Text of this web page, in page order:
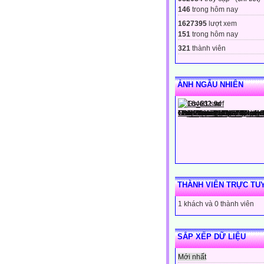
146 trong hôm nay
1627395 lượt xem
151 trong hôm nay
321 thành viên
ẢNH NGẪU NHIÊN
THÀNH VIÊN TRỰC
1 khách và 0 thành viên
SẮP XẾP DỮ LIỆU
Mới nhất